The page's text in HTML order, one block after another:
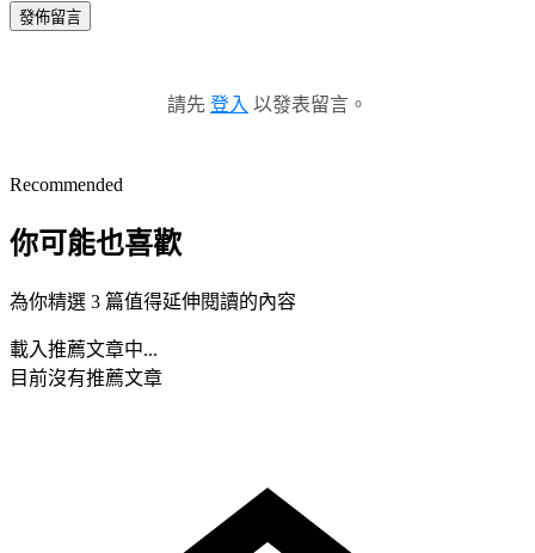
發佈留言
請先 登入 以發表留言。
Recommended
你可能也喜歡
為你精選 3 篇值得延伸閱讀的內容
載入推薦文章中...
目前沒有推薦文章